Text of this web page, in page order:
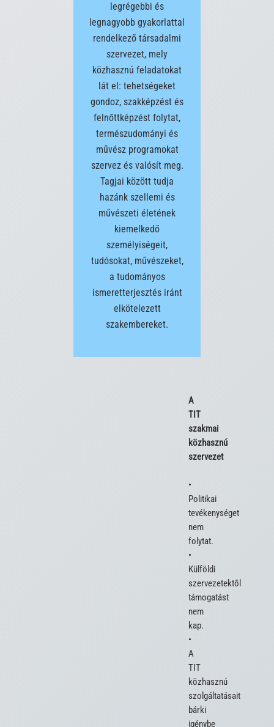
legrégebbi és
legnagyobb gyakorlattal
rendelkező társadalmi
szervezet, mely
közhasznú feladatokat
lát el: tehetségeket
gondoz, szakképzést és
felnőttképzést folytat,
természudományi és
művész programokat
szervez és valósít meg.
Tagjai között tudja
hazánk szellemi és
művészeti életének
kiemelkedő
személyiségeit,
tudósokat, művészeket,
a tudományos
ismeretterjesztés iránt
elkötelezett
szakembereket.
A
TIT
szakmai
közhasznú
szervezet
•
Politikai
tevékenységet
nem
folytat.
•
Külföldi
szervezetektől
támogatást
nem
kap.
•
A
TIT
közhasznú
szolgáltatásait
bárki
igénybe